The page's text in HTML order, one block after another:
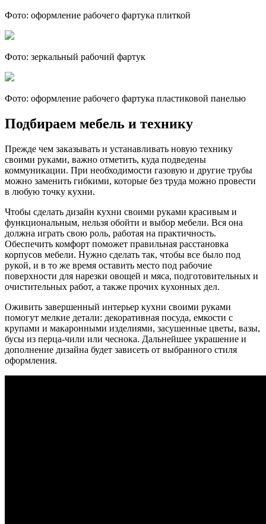
Фото: оформление рабочего фартука плиткой
Фото: зеркальный рабочий фартук
Фото: оформление рабочего фартука пластиковой панелью
Подбираем мебель и технику
Прежде чем заказывать и устанавливать новую технику
своими руками, важно отметить, куда подведены
коммуникации. При необходимости газовую и другие трубы
можно заменить гибкими, которые без труда можно провести
в любую точку кухни.
Чтобы сделать дизайн кухни своими руками красивым и
функциональным, нельзя обойти и выбор мебели. Вся она
должна играть свою роль, работая на практичность.
Обеспечить комфорт поможет правильная расстановка
корпусов мебели. Нужно сделать так, чтобы все было под
рукой, и в то же время оставить место под рабочие
поверхности для нарезки овощей и мяса, подготовительных и
очистительных работ, а также прочих кухонных дел.
Оживить завершенный интерьер кухни своими руками
помогут мелкие детали: декоративная посуда, емкости с
крупами и макаронными изделиями, засушенные цветы, вазы,
бусы из перца-чили или чеснока. Дальнейшее украшение и
дополнение дизайна будет зависеть от выбранного стиля
оформления.